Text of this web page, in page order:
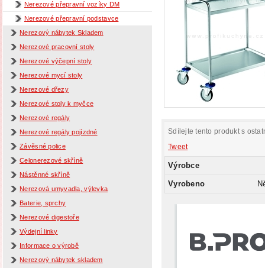
Nerezové přepravní vozíky DM
Nerezové přepravní podstavce
Nerezový nábytek Skladem
Nerezové pracovní stoly
Nerezové výčepní stoly
Nerezové mycí stoly
Nerezové dřezy
Nerezové stoly k myčce
Nerezové regály
Nerezové regály pojízdné
Závěsné police
Celonerezové skříně
Nástěnné skříně
Nerezová umyvadla, výlevka
Baterie, sprchy
Nerezové digestoře
Výdejní linky
Informace o výrobě
Nerezový nábytek skladem
Sdílejte tento produkt s
Tweet
Výrobce
Vyrobeno